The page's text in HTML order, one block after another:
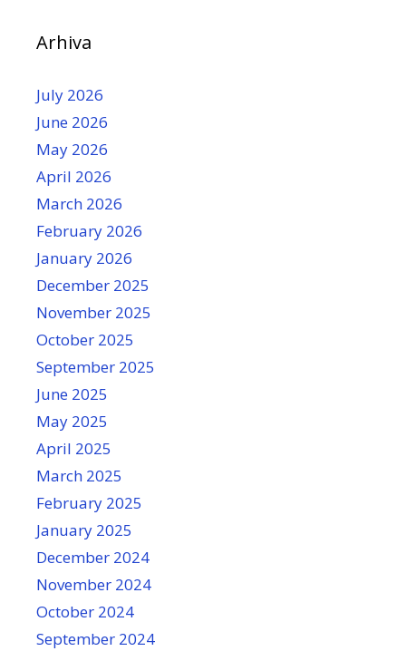
Arhiva
July 2026
June 2026
May 2026
April 2026
March 2026
February 2026
January 2026
December 2025
November 2025
October 2025
September 2025
June 2025
May 2025
April 2025
March 2025
February 2025
January 2025
December 2024
November 2024
October 2024
September 2024